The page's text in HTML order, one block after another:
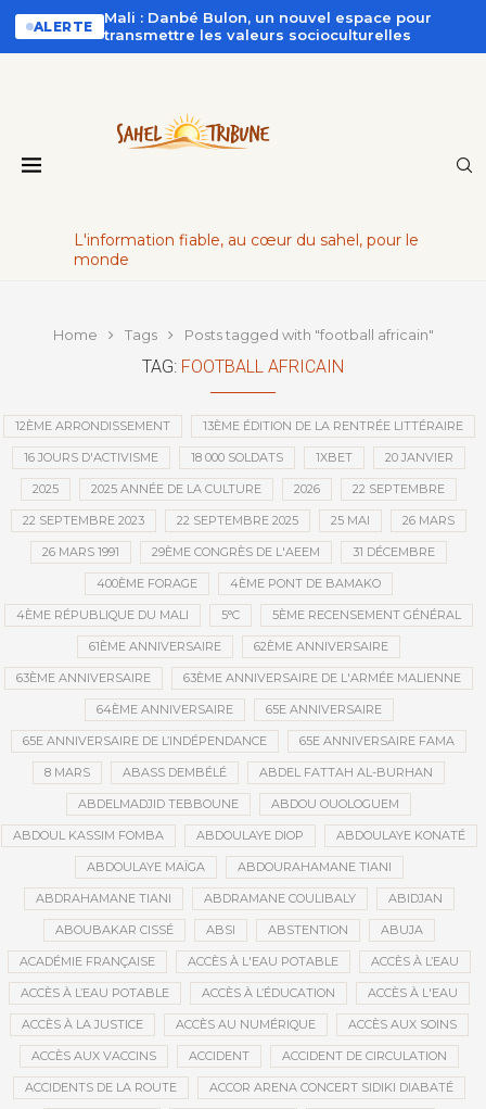
ALERTE
Mali : Danbé Bulon, un nouvel espace pour
transmettre les valeurs socioculturelles
L'information fiable, au cœur du sahel, pour le
monde
Home Tags Posts tagged with "football africain"
TAG: FOOTBALL AFRICAIN
12ÈME ARRONDISSEMENT 13ÈME ÉDITION DE LA RENTRÉE LITTÉRAIRE
16 JOURS D'ACTIVISME 18 000 SOLDATS 1XBET 20 JANVIER
2025 2025 ANNÉE DE LA CULTURE 2026 22 SEPTEMBRE
22 SEPTEMBRE 2023 22 SEPTEMBRE 2025 25 MAI 26 MARS
26 MARS 1991 29ÈME CONGRÈS DE L'AEEM 31 DÉCEMBRE
400ÈME FORAGE 4ÈME PONT DE BAMAKO
4ÈME RÉPUBLIQUE DU MALI 5°C 5ÈME RECENSEMENT GÉNÉRAL
61ÈME ANNIVERSAIRE 62ÈME ANNIVERSAIRE
63ÈME ANNIVERSAIRE 63ÈME ANNIVERSAIRE DE L'ARMÉE MALIENNE
64ÈME ANNIVERSAIRE 65E ANNIVERSAIRE
65E ANNIVERSAIRE DE L’INDÉPENDANCE 65E ANNIVERSAIRE FAMA
8 MARS ABASS DEMBÉLÉ ABDEL FATTAH AL-BURHAN
ABDELMADJID TEBBOUNE ABDOU OUOLOGUEM
ABDOUL KASSIM FOMBA ABDOULAYE DIOP ABDOULAYE KONATÉ
ABDOULAYE MAÏGA ABDOURAHAMANE TIANI
ABDRAHAMANE TIANI ABDRAMANE COULIBALY ABIDJAN
ABOUBAKAR CISSÉ ABSI ABSTENTION ABUJA
ACADÉMIE FRANÇAISE ACCÈS À L'EAU POTABLE ACCÈS À L’EAU
ACCÈS À L’EAU POTABLE ACCÈS À L’ÉDUCATION ACCÈS À L'EAU
ACCÈS À LA JUSTICE ACCÈS AU NUMÉRIQUE ACCÈS AUX SOINS
ACCÈS AUX VACCINS ACCIDENT ACCIDENT DE CIRCULATION
ACCIDENTS DE LA ROUTE ACCOR ARENA CONCERT SIDIKI DIABATÉ